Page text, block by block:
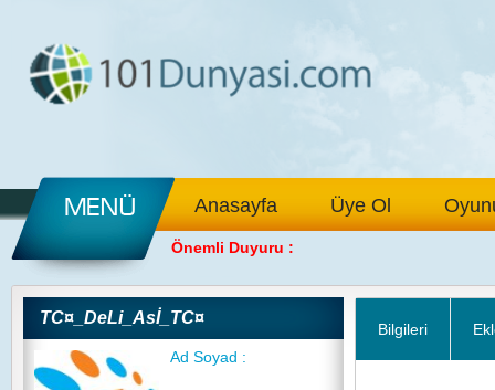
Anasayfa Üye Ol
Önemli Duyuru :
TC¤_DeLi_Asİ_TC¤
Ad Soyad :
Bilgileri